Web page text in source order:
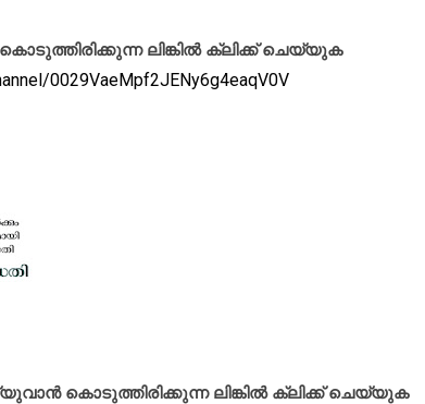
ലിങ്കിൽ ക്ലിക്ക് ചെയ്യുക
0029VaeMpf2JENy6g4eaqV0V
കൊടുത്തിരിക്കുന്ന ലിങ്കിൽ ക്ലിക്ക് ചെയ്യുക